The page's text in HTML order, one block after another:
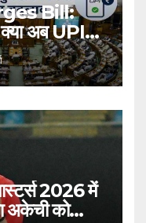
Bill:
अब UPI
2026 में
अकेची को